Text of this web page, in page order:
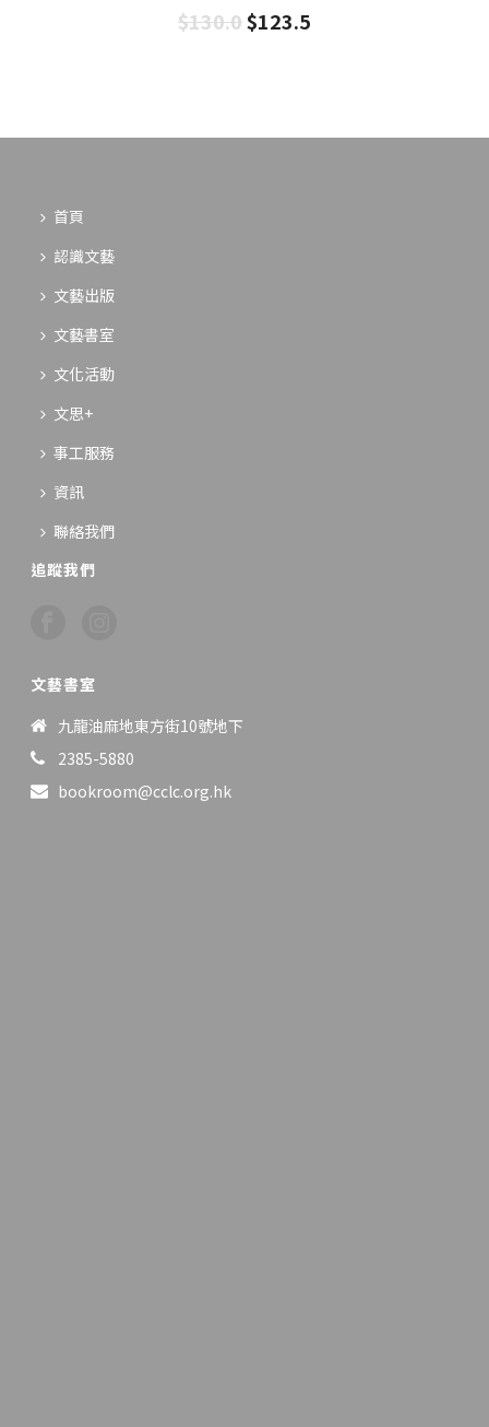
$130.0$123.5
首頁
認識文藝
文藝出版
文藝書室
文化活動
文思+
事工服務
資訊
聯絡我們
追蹤我們
文藝書室
九龍油麻地東方街10號地下
2385-5880
bookroom@cclc.org.hk